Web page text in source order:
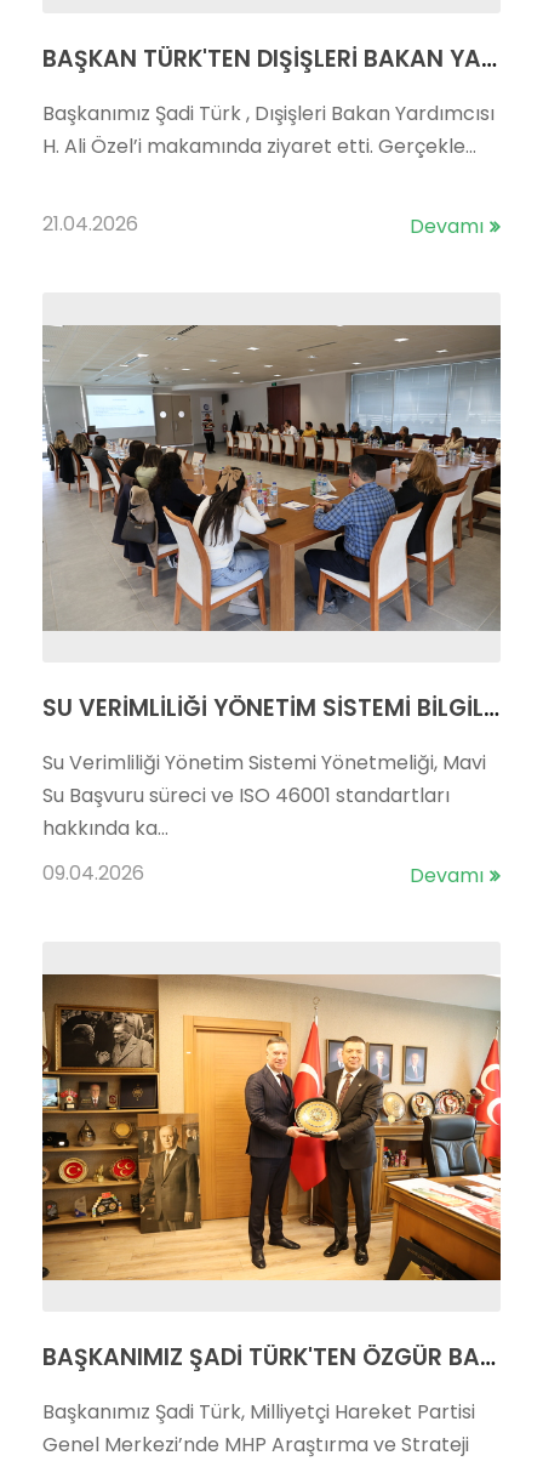
BAŞKAN TÜRK'TEN DIŞİŞLERİ BAKAN YARDIMCISI ÖZEL'E ZİYARET
Başkanımız Şadi Türk , Dışişleri Bakan Yardımcısı
H. Ali Özel’i makamında ziyaret etti. Gerçekle...
21.04.2026 Devamı
SU VERİMLİLİĞİ YÖNETİM SİSTEMİ BİLGİLENDİRME SEMİNERİ GERÇEKLEŞTİRİLDİ
Su Verimliliği Yönetim Sistemi Yönetmeliği, Mavi
Su Başvuru süreci ve ISO 46001 standartları
hakkında ka...
09.04.2026
Devamı
BAŞKANIMIZ ŞADİ TÜRK'TEN ÖZGÜR BAYRAKTAR'A ZİYARET
Başkanımız Şadi Türk, Milliyetçi Hareket Partisi
Genel Merkezi’nde MHP Araştırma ve Strateji